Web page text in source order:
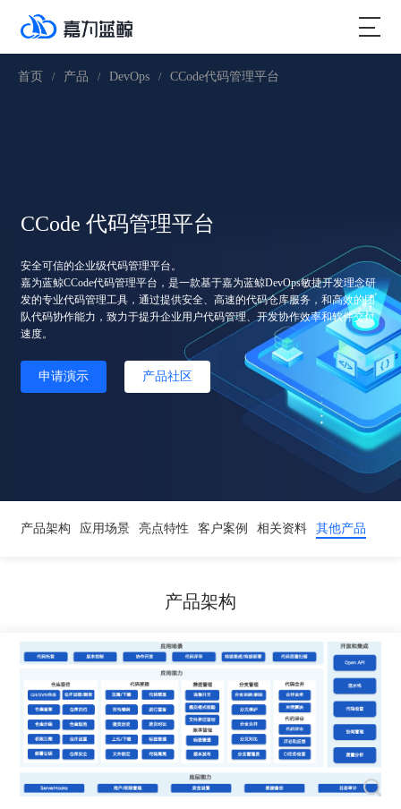
首页 / 产品 / DevOps / CCode代码管理平台
CCode 代码管理平台
安全可信的企业级代码管理平台。
嘉为蓝鲸CCode代码管理平台，是一款基于嘉为蓝鲸DevOps敏捷开发理念研
发的专业代码管理工具，通过提供安全、高速的代码仓库服务，和高效的团
队代码协作能力，致力于提升企业用户代码管理、开发协作效率和软件交付
速度。
申请演示 产品社区
产品架构 应用场景 亮点特性 客户案例 相关资料 其他产品
产品架构